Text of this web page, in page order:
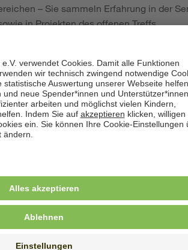
– Sie sammeln Erfahrung in der
in Projekten des offenen Treffs.
Betreutenschutz – Sie achten auf eine
in Saarbrücken. Junge Mütter
Kompetenzen:
über einen Hauptschulabschluss.
Sprache mindestens auf dem
Kontakt mit Menschen unterschiedlicher
mit.
gerne im Team, sind zuverlässig und